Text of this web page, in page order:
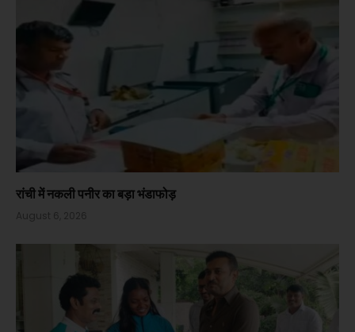
रांची में नकली पनीर का बड़ा भंडाफोड़
August 6, 2026